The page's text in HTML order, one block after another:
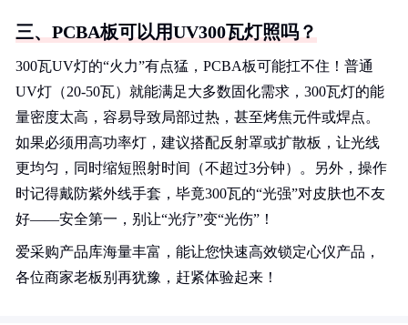
三、PCBA板可以用UV300瓦灯照吗？
300瓦UV灯的“火力”有点猛，PCBA板可能扛不住！普通
UV灯（20-50瓦）就能满足大多数固化需求，300瓦灯的能
量密度太高，容易导致局部过热，甚至烤焦元件或焊点。
如果必须用高功率灯，建议搭配反射罩或扩散板，让光线
更均匀，同时缩短照射时间（不超过3分钟）。另外，操作
时记得戴防紫外线手套，毕竟300瓦的“光强”对皮肤也不友
好——安全第一，别让“光疗”变“光伤”！
爱采购产品库海量丰富，能让您快速高效锁定心仪产品，
各位商家老板别再犹豫，赶紧体验起来！